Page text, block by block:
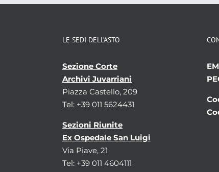
LE SEDI DELL’ASTO
Sezione Corte
Archivi Juvarriani
Piazza Castello, 209
Tel: +39 011 5624431
Sezioni Riunite
Ex Ospedale San Luigi
Via Piave, 21
Tel: +39 011 4604111